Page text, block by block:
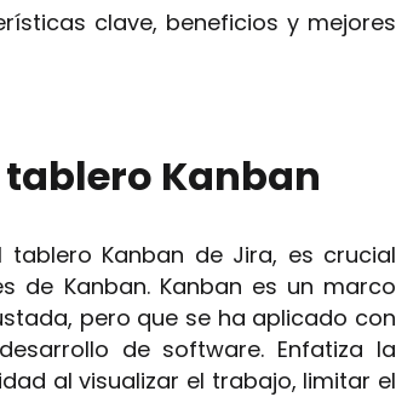
clave, beneficios y mejores
Kanban
Kanban de Jira, es crucial
de Kanban. Kanban es un marco
pero que se ha aplicado con
de software. Enfatiza la
al visualizar el trabajo, limitar el